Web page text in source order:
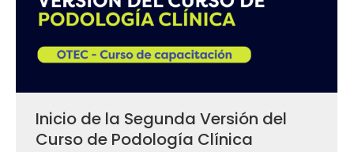
Inicio de la Segunda Versión del
Curso de Podología Clínica